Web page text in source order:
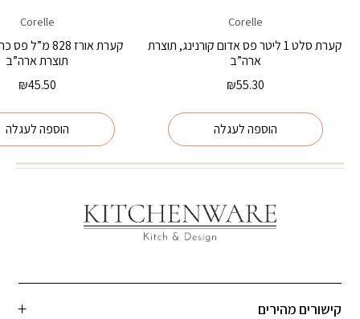
Corelle
קערת סלט 1 ליטר פס אדום קורנינג, תוצרת
ארה”ב
₪55.30
הוספה לעגלה
Corelle
קערת אורז 828
תוצרת ארה”ב
₪45.50
הוספה לעגלה
קישורים מהירים